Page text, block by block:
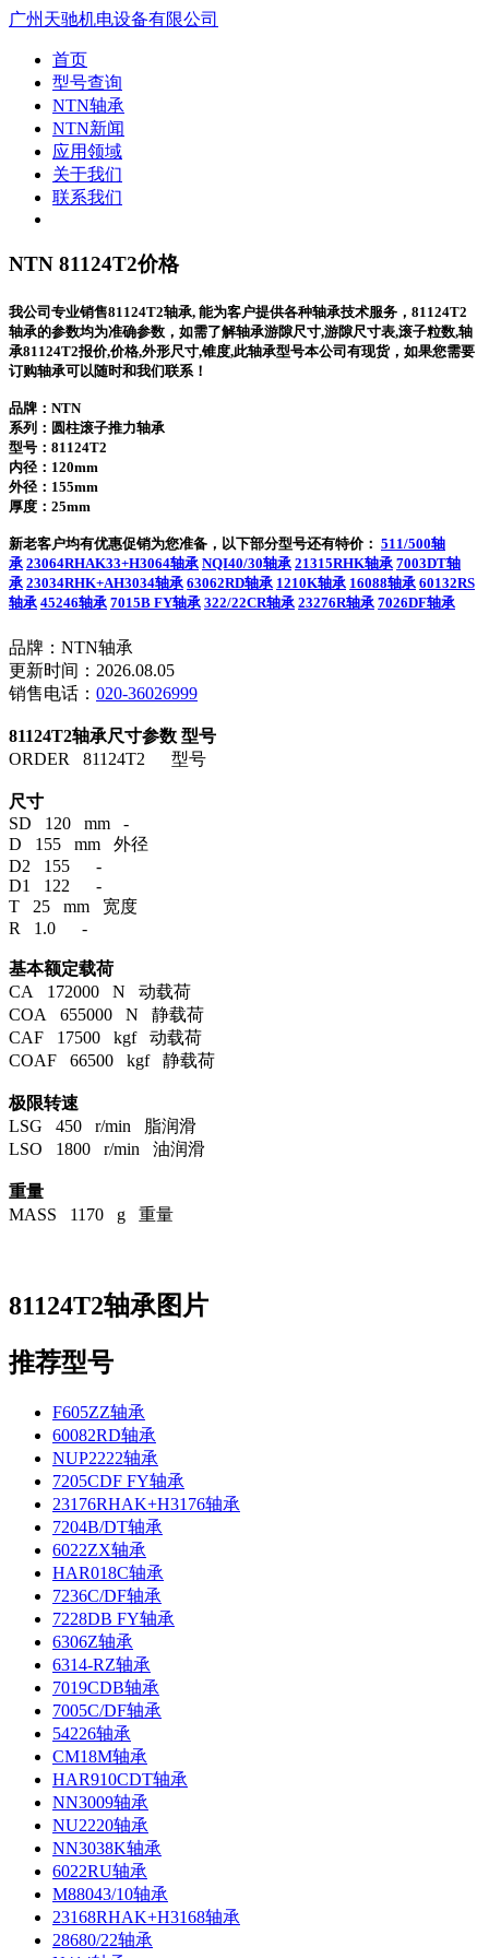
广州天驰机电设备有限公司
首页
型号查询
NTN轴承
NTN新闻
应用领域
关于我们
联系我们
NTN 81124T2价格
我公司专业销售81124T2轴承, 能为客户提供各种轴承技术服务，81124T2
轴承的参数均为准确参数，如需了解轴承游隙尺寸,游隙尺寸表,滚子粒数,轴
承81124T2报价,价格,外形尺寸,锥度,此轴承型号本公司有现货，如果您需要
订购轴承可以随时和我们联系！
品牌：NTN
系列：圆柱滚子推力轴承
型号： 81124T2
内径：120mm
外径：155mm
厚度：25mm
新老客户均有优惠促销为您准备，以下部分型号还有特价： 511/500轴
承 23064RHAK33+H3064轴承 NQI40/30轴承 21315RHK轴承 7003DT轴
承 23034RHK+AH3034轴承 63062RD轴承 1210K轴承 16088轴承 60132RS
轴承 45246轴承 7015B FY轴承 322/22CR轴承 23276R轴承 7026DF轴承
品牌：NTN轴承
更新时间：2026.08.05
销售电话： 020-36026999
81124T2轴承尺寸参数 型号
ORDER 81124T2 型号
尺寸
SD 120 mm -
D 155 mm 外径
D2 155 -
D1 122 -
T 25 mm 宽度
R 1.0 -
基本额定载荷
CA 172000 N 动载荷
COA 655000 N 静载荷
CAF 17500 kgf 动载荷
COAF 66500 kgf 静载荷
极限转速
LSG 450 r/min 脂润滑
LSO 1800 r/min 油润滑
重量
MASS 1170 g 重量
81124T2轴承图片
推荐型号
F605ZZ轴承
60082RD轴承
NUP2222轴承
7205CDF FY轴承
23176RHAK+H3176轴承
7204B/DT轴承
6022ZX轴承
HAR018C轴承
7236C/DF轴承
7228DB FY轴承
6306Z轴承
6314-RZ轴承
7019CDB轴承
7005C/DF轴承
54226轴承
CM18M轴承
HAR910CDT轴承
NN3009轴承
NU2220轴承
NN3038K轴承
6022RU轴承
M88043/10轴承
23168RHAK+H3168轴承
28680/22轴承